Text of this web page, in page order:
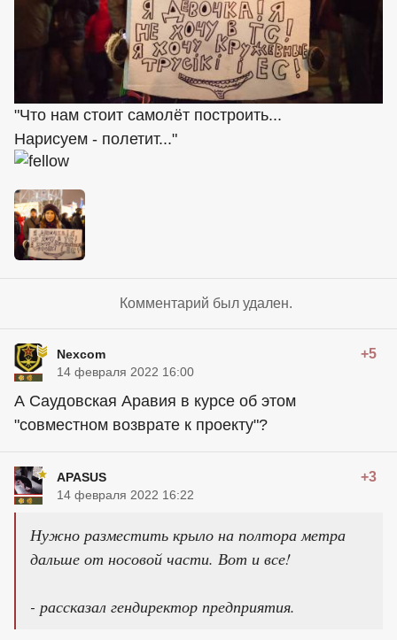
"Что нам стоит самолёт построить...
Нарисуем - полетит..."
Комментарий был удален.
Nexcom +5
14 февраля 2022 16:00
А Саудовская Аравия в курсе об этом
"совместном возврате к проекту"?
APASUS +3
14 февраля 2022 16:22
Нужно разместить крыло на полтора метра
дальше от носовой части. Вот и все!
- рассказал гендиректор предприятия.